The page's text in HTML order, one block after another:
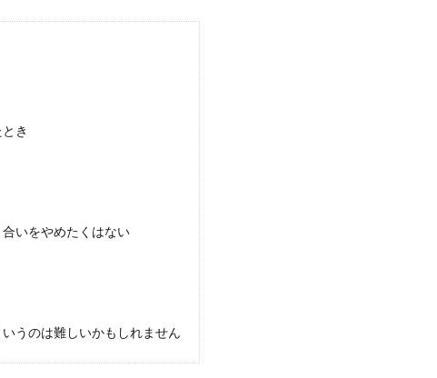
はOK？結婚式の靴・靴下マナーと選び方
スーツやネクタイについては気をつける人も多いですが、意外と忘れが
制裁を！不倫している妻の兆候と不倫するワケ
心の底から傷ついているという旦那様もいますよね。怒りが収まらない
き
いをやめたくはない
うのは難しいかもしれません